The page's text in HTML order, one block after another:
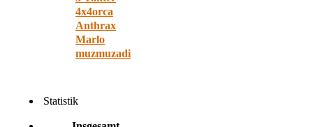
4x4orca
Anthrax
Marlo
muzmuzadi
Statistik